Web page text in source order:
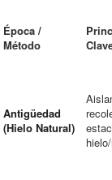
Época /
Método
Antigüedad
(Hielo Natural)